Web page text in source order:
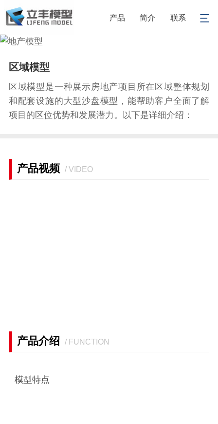
产品 简介
联系
区域模型
区域模型是一种展示房地产项目所在区域整体规划
和配套设施的大型沙盘模型，能帮助客户全面了解
项目的区位优势和发展潜力。以下是详细介绍：
产品视频 / VIDEO
产品介绍 / FUNCTION
模型特点